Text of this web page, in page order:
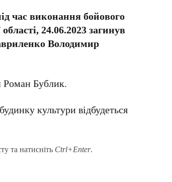
час виконання бойового
24.06.2023 загинув
Володимир
Роман Бублик.
культури відбудеться
та натисніть Ctrl+Enter.